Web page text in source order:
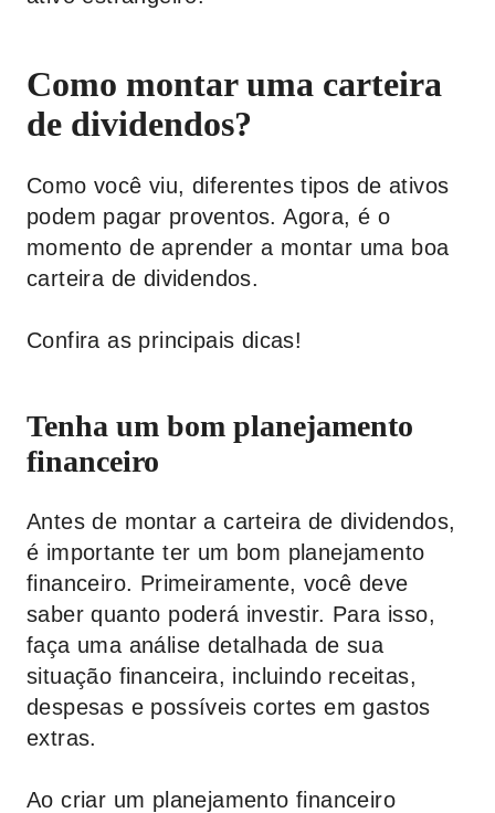
Como montar uma carteira
de dividendos?
Como você viu, diferentes tipos de ativos
podem pagar proventos. Agora, é o
momento de aprender a montar uma boa
carteira de dividendos.
Confira as principais dicas!
Tenha um bom planejamento
financeiro
Antes de montar a carteira de dividendos,
é importante ter um bom planejamento
financeiro. Primeiramente, você deve
saber quanto poderá investir. Para isso,
faça uma análise detalhada de sua
situação financeira, incluindo receitas,
despesas e possíveis cortes em gastos
extras.
Ao criar um planejamento financeiro